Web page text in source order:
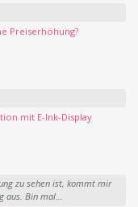
Preiserhöhung?
mit E-Ink-Display
zu sehen ist, kommt mir
aus. Bin mal...